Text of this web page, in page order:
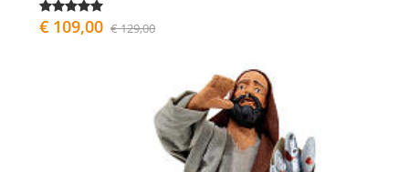
€ 109,00 € 129,00